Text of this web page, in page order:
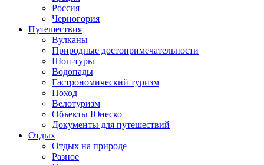
Россия
Черногория
Путешествия
Вулканы
Природные достопримечательности
Шоп-туры
Водопады
Гастрономический туризм
Поход
Велотуризм
Объекты Юнеско
Документы для путешествий
Отдых
Отдых на природе
Разное